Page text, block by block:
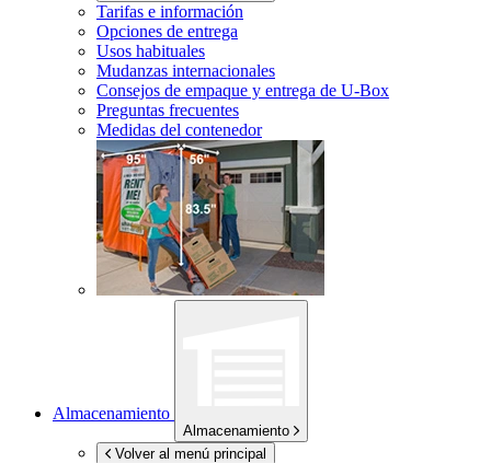
Tarifas e información
Opciones de entrega
Usos habituales
Mudanzas internacionales
Consejos de empaque y entrega de U-Box
Preguntas frecuentes
Medidas del contenedor
Almacenamiento
Almacenamiento
Volver al menú principal